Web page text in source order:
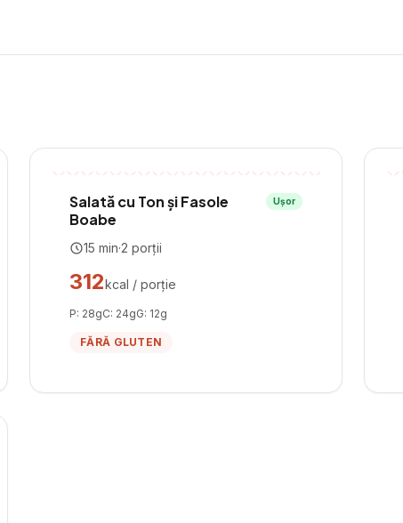
Salată cu Ton și Fasole
Boabe
Ușor
15 min·2 porții
312kcal / porție
P: 28gC: 24gG: 12g
FĂRĂ GLUTEN